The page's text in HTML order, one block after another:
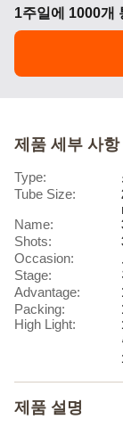
1주일에 1000개
제품 세부 사항
Type:
Tube Size:
Name:
Shots:
Occasion:
Stage:
Advantage:
Packing:
High Light:
제품 설명